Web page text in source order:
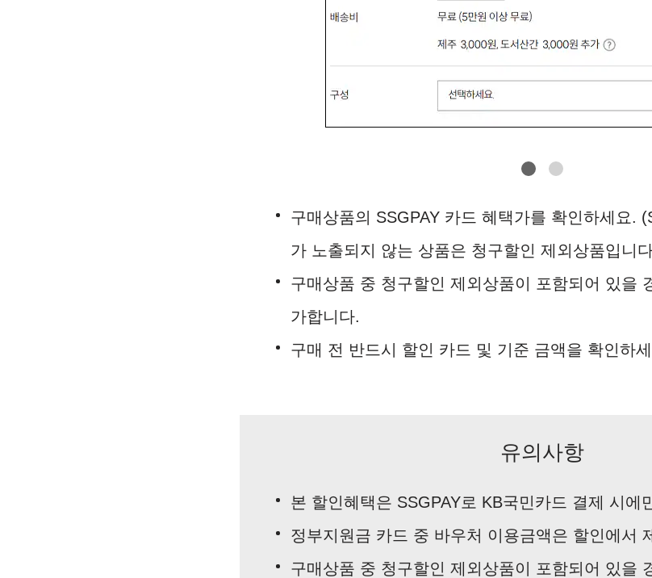
구매상품의 SSGPAY 카드 혜택가를 확인하세요.
가 노출되지 않는 상품은 청구할인 제외상품입니
구매상품 중 청구할인 제외상품이 포함되어 있을
가합니다.
구매 전 반드시 할인 카드 및 기준 금액을 확인하
유의사항
본 할인혜택은 SSGPAY로 KB국민카드 결제 시에
정부지원금 카드 중 바우처 이용금액은 할인에서
구매상품 중 청구할인 제외상품이 포함되어 있을